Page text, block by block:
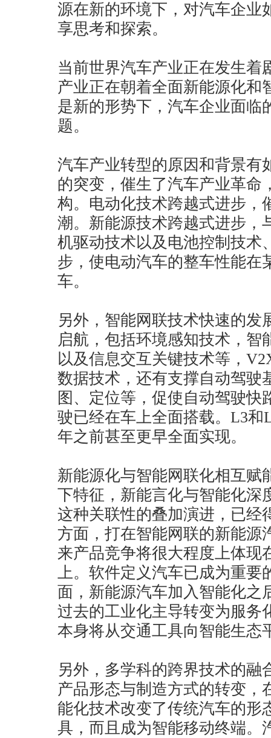
源在新的环境下，对汽车企业
享思考和探索。
当前世界汽车产业正在发生着
产业正在朝着全面新能源化和
是新的形势下，汽车企业面临
题。
汽车产业转型的原因和背景有
的突变，催生了汽车产业革命
构。电动化技术跨越式进步，
潮。新能源技术跨越式进步，
机驱动技术以及电池控制技术
步，使电动汽车的整车性能在
车。
另外，智能网联技术快速的发
启航，包括环境感知技术，智
以及信息交互关键技术等，
数据技术，还有支撑自动驾驶
图、定位等，促使自动驾驶快
驶已经在车上全面搭载。L3和
年之前甚至更早全面实现。
新能源化与智能网联化相互赋
下特征，新能言化与智能化深
这种关联性的叠加演进，已经
方面，打在智能网联的新能源
来产品竞争将很大程度上体现
上。软件定义汽车已成为重要
面，新能源汽车加入智能化之
过去的工业化主导转变为服务
本身将从交通工具向智能生态
另外，多学科的跨界技术的融
产品形态与制造方式的转变，
能化技术改变了传统汽车的形
具，而且成为智能移动终端。